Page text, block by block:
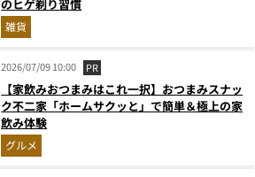
のヒゲ剃り習慣
雑貨
2026/07/09 10:00 PR
【家飲みおつまみはこれ一択】おつまみスナッ
ク不二家「ホームサクッと」で簡単＆極上の家
飲み体験
グルメ